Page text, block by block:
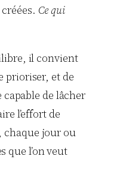
Ce qui
il convient
prioriser, et de
capable de lâcher
l’effort de
chaque jour ou
que l’on veut